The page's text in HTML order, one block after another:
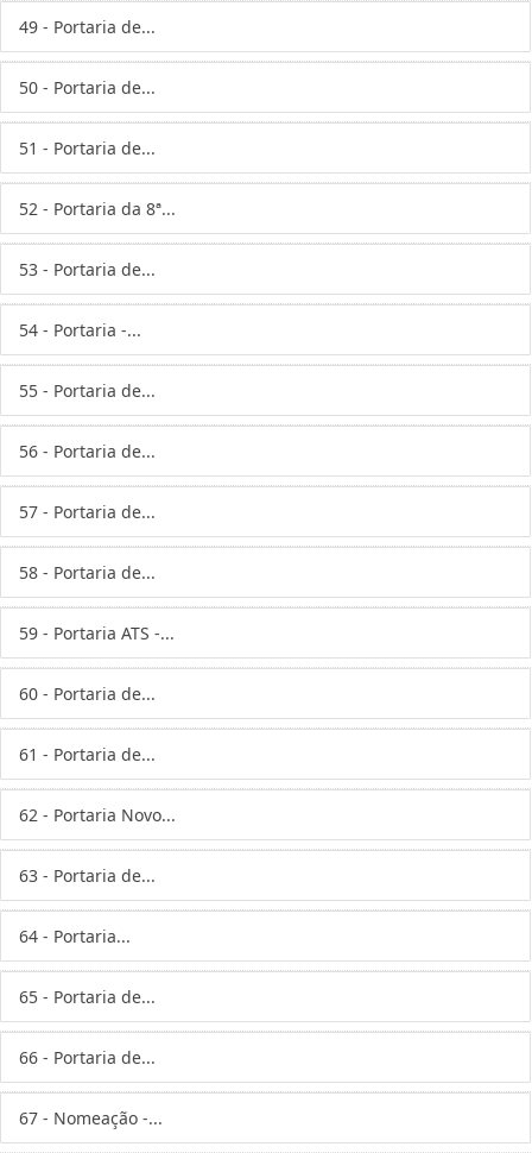
49 - Portaria de...
50 - Portaria de...
51 - Portaria de...
52 - Portaria da 8ª...
53 - Portaria de...
54 - Portaria -...
55 - Portaria de...
56 - Portaria de...
57 - Portaria de...
58 - Portaria de...
59 - Portaria ATS -...
60 - Portaria de...
61 - Portaria de...
62 - Portaria Novo...
63 - Portaria de...
64 - Portaria...
65 - Portaria de...
66 - Portaria de...
67 - Nomeação -...